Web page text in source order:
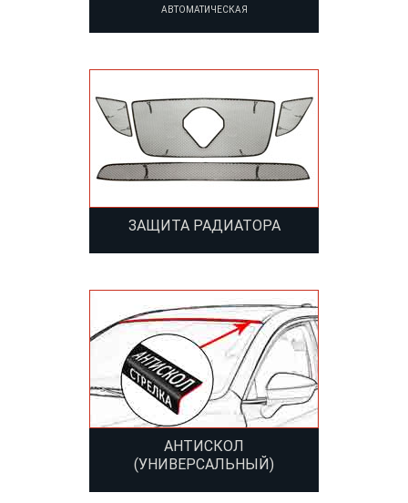
АВТОМАТИЧЕСКАЯ
ЗАЩИТА РАДИАТОРА
АНТИСКОЛ
(УНИВЕРСАЛЬНЫЙ)